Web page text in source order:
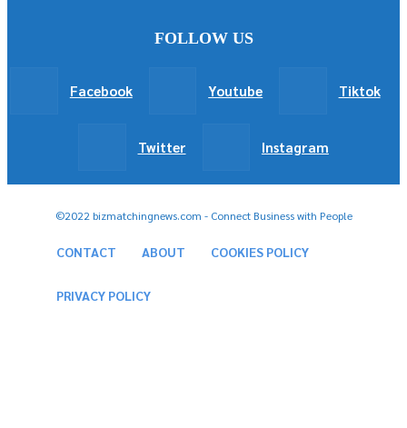
FOLLOW US
Facebook Youtube Tiktok
Twitter Instagram
©2022 bizmatchingnews.com - Connect Business with People
CONTACT ABOUT COOKIES POLICY
PRIVACY POLICY